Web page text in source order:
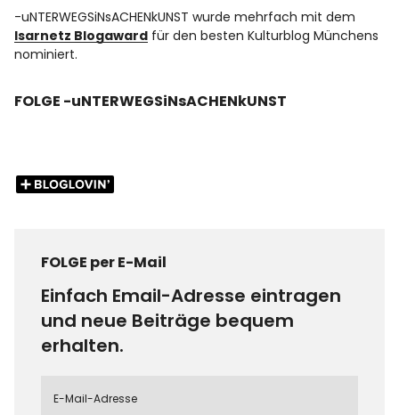
-uNTERWEGSiNsACHENkUNST wurde mehrfach mit dem
Isarnetz Blogaward für den besten Kulturblog Münchens
nominiert.
FOLGE -uNTERWEGSiNsACHENkUNST
FOLGE per E-Mail
Einfach Email-Adresse eintragen
und neue Beiträge bequem
erhalten.